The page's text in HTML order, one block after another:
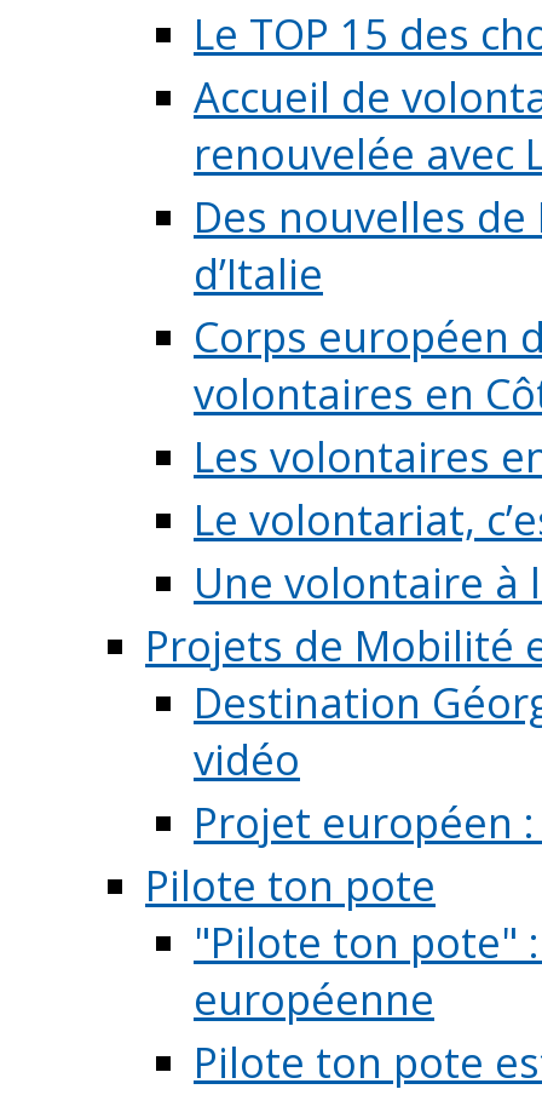
Le TOP 15 des
Accueil de
renouvelée avec
Des nouvelles
d’Italie
Corps européen
volontaires en
Les volontaires
Le volontariat,
Une volontaire à
Projets de Mobilité
Destination
vidéo
Projet européen
Pilote ton pote
"Pilote ton pote"
européenne
Pilote ton pote